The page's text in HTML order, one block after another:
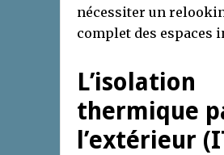
nécessiter un
complet des espaces
L’isolation
thermique
l’extérieur